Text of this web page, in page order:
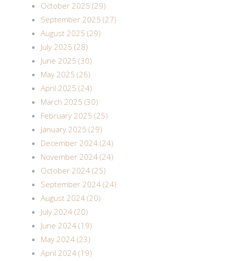
October 2025 (29)
September 2025 (27)
August 2025 (29)
July 2025 (28)
June 2025 (30)
May 2025 (26)
April 2025 (24)
March 2025 (30)
February 2025 (25)
January 2025 (29)
December 2024 (24)
November 2024 (24)
October 2024 (25)
September 2024 (24)
August 2024 (20)
July 2024 (20)
June 2024 (19)
May 2024 (23)
April 2024 (19)